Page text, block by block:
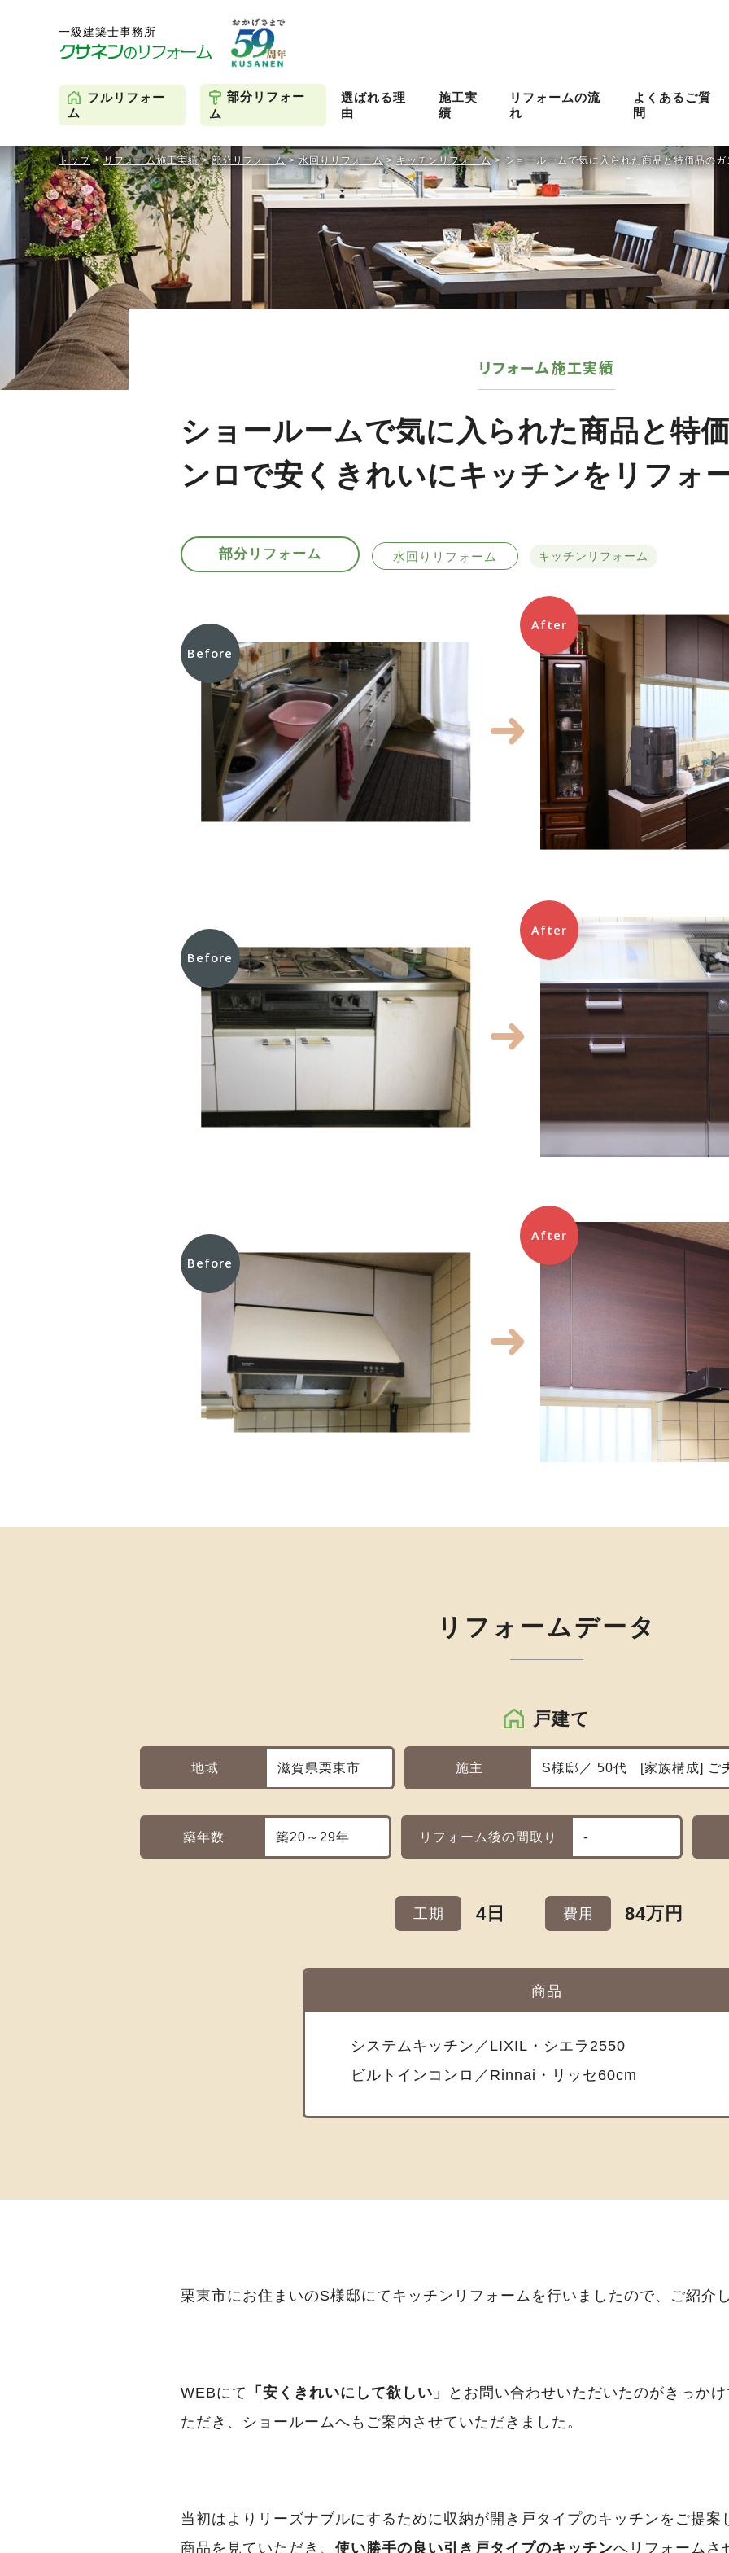
フルリフォー
ム
部分リフォー
ム
選ばれる理
由
施工実
績
リフォームの流
れ
よくあるご質
問
トップ>リフォーム施工実績>部分リフォーム>水回りリフォーム > キッチンリフォーム> ショールームで気に入られた商品と特価品の
リフォーム施工実績
ショールームで気に入られた商品と特
ンロで安くきれいにキッチンをリフォ
部分リフォーム 水回りリフォーム キッチンリフォーム
Before
After
Before
After
Before
After
リフォームデータ
戸建て
地域 滋賀県栗東市 施主 S様邸／ 50代 家族構成 ご
築年数 築20～29年 リフォーム後の間取り -
工期 4日 費用 84万円
商品
システムキッチン／LIXIL・シエラ2550
ビルトインコンロ／Rinnai・リッセ60cm
栗東市にお住まいのS様邸にてキッチンリフォームを行いましたので、ご紹介
WEBにて 「安くきれいにして欲しい」
とお問い合わせいただいたのがきっか
ただき、ショールームへもご案内させていただきました。
当初はよりリーズナブルにするために収納が開き戸タイプのキッチンをご提案
商品を見ていただき、 使い勝手の良い引き戸タイプのキッチンへリフォームさ